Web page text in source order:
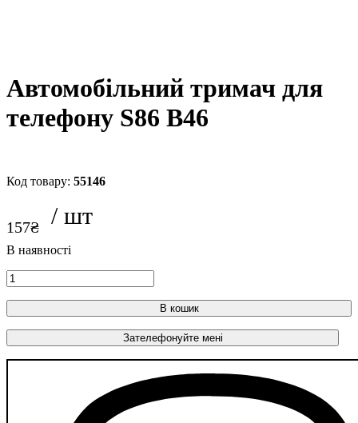
Автомобільний тримач для
телефону S86 B46
55146
157₴
В кошик
Зателефонуйте мені